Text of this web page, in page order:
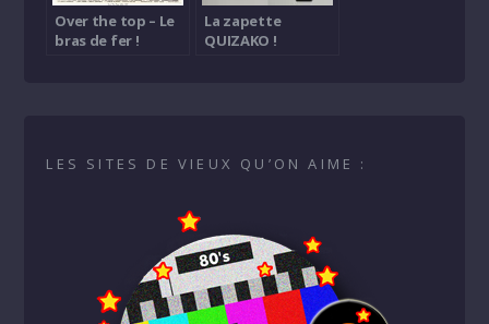
Over the top – Le
bras de fer !
La zapette
QUIZAKO !
LES SITES DE VIEUX QU’ON AIME :